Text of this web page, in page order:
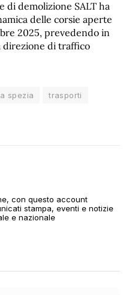
di demolizione SALT ha
delle corsie aperte
2025, prevedendo in
direzione di traffico
spezia
trasporti
con questo account
stampa, eventi e notizie
e nazionale